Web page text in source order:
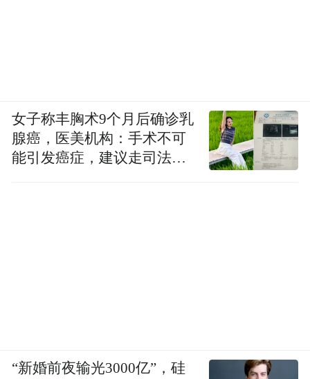
女子称丰胸术9个月后确诊乳
腺癌，医美机构：手术不可
能引发癌症，建议走司法途
“新婚前夜输光3000亿”，硅